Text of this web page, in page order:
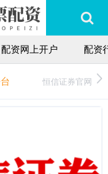
配资网上开户 配资
恒信证券官网